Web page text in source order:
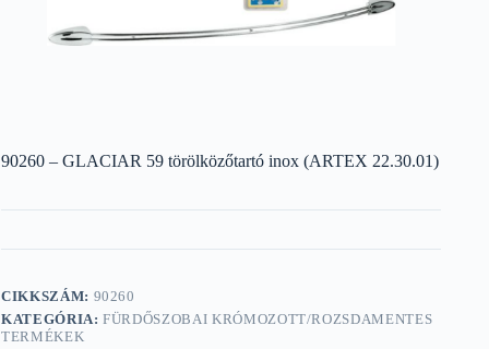
90260 – GLACIAR 59 törölközőtartó inox (ARTEX 22.30.01)
CIKKSZÁM: 90260
KATEGÓRIA:FÜRDŐSZOBAI KRÓMOZOTT/ROZSDAMENTES
TERMÉKEK